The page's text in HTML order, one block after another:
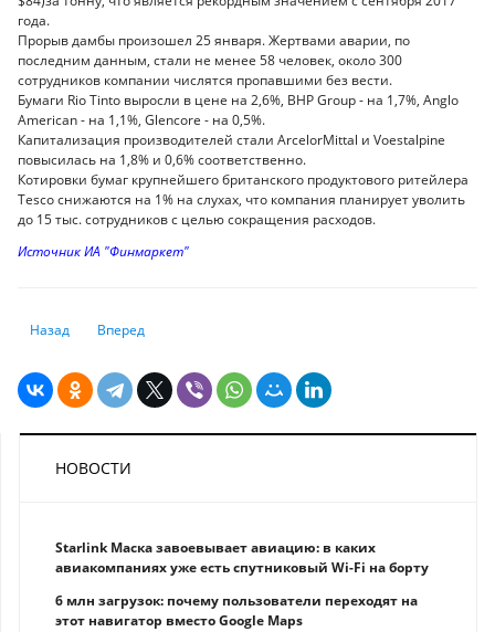
года.
Прорыв дамбы произошел 25 января. Жертвами аварии, по
последним данным, стали не менее 58 человек, около 300
сотрудников компании числятся пропавшими без вести.
Бумаги Rio Tinto выросли в цене на 2,6%, BHP Group - на 1,7%, Anglo
American - на 1,1%, Glencore - на 0,5%.
Капитализация производителей стали ArcelorMittal и Voestalpine
повысилась на 1,8% и 0,6% соответственно.
Котировки бумаг крупнейшего британского продуктового ритейлера
Tesco снижаются на 1% на слухах, что компания планирует уволить
до 15 тыс. сотрудников с целью сокращения расходов.
Источник ИА "Финмаркет"
Предыдущий: Чего ждут глобальные инвесторы от 2019 года?
Назад Следующий: Волатильность на рынках может усилиться
Вперед
НОВОСТИ
Starlink Маска завоевывает авиацию: в каких
авиакомпаниях уже есть спутниковый Wi-Fi на борту
6 млн загрузок: почему пользователи переходят на
этот навигатор вместо Google Maps